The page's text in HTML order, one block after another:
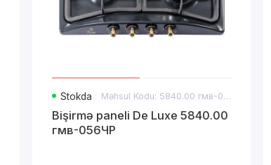
Stokda Məhsul Kodu: 5840.00 гмв-056ЧР
Bişirmə paneli De Luxe 5840.00
гмв-056ЧР